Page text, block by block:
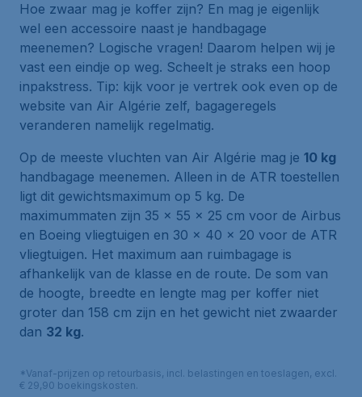
Hoe zwaar mag je koffer zijn? En mag je eigenlijk
wel een accessoire naast je handbagage
meenemen? Logische vragen! Daarom helpen wij je
vast een eindje op weg. Scheelt je straks een hoop
inpakstress. Tip: kijk voor je vertrek ook even op de
website van Air Algérie zelf, bagageregels
veranderen namelijk regelmatig.
Op de meeste vluchten van Air Algérie mag je 10 kg
handbagage meenemen. Alleen in de ATR toestellen
ligt dit gewichtsmaximum op 5 kg. De
maximummaten zijn 35 x 55 x 25 cm voor de Airbus
en Boeing vliegtuigen en 30 x 40 x 20 voor de ATR
vliegtuigen. Het maximum aan ruimbagage is
afhankelijk van de klasse en de route. De som van
de hoogte, breedte en lengte mag per koffer niet
groter dan 158 cm zijn en het gewicht niet zwaarder
dan 32 kg.
*Vanaf-prijzen op retourbasis, incl. belastingen en toeslagen, excl.
€ 29,90 boekingskosten.